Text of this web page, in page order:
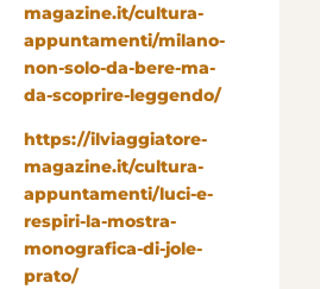
magazine.it/cultura-
appuntamenti/milano-
non-solo-da-bere-ma-
da-scoprire-leggendo/
https://ilviaggiatore-
magazine.it/cultura-
appuntamenti/luci-e-
respiri-la-mostra-
monografica-di-jole-
prato/